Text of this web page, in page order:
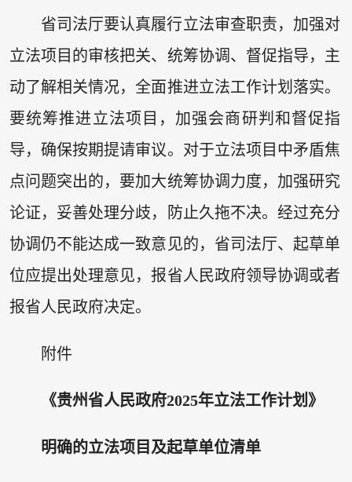
省司法厅要认真履行立法审查职责，加强对
立法项目的审核把关、统筹协调、督促指导，主
动了解相关情况，全面推进立法工作计划落实。
要统筹推进立法项目，加强会商研判和督促指
导，确保按期提请审议。对于立法项目中矛盾焦
点问题突出的，要加大统筹协调力度，加强研究
论证，妥善处理分歧，防止久拖不决。经过充分
协调仍不能达成一致意见的，省司法厅、起草单
位应提出处理意见，报省人民政府领导协调或者
报省人民政府决定。
附件
《贵州省人民政府2025年立法工作计划》
明确的立法项目及起草单位清单